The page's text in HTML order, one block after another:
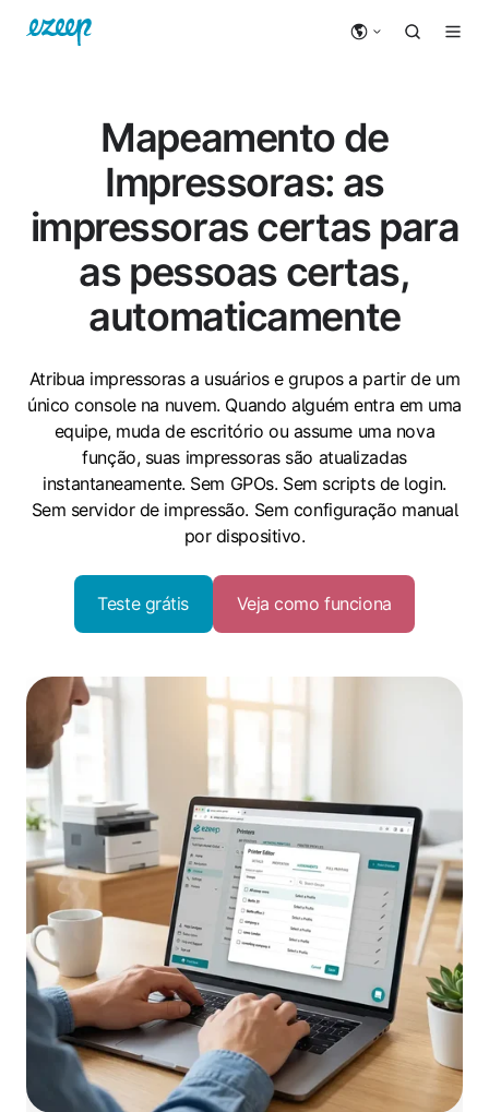
Mapeamento de
Impressoras: as
impressoras certas para
as pessoas certas,
automaticamente
Atribua impressoras a usuários e grupos a partir de um
único console na nuvem. Quando alguém entra em uma
equipe, muda de escritório ou assume uma nova
função, suas impressoras são atualizadas
instantaneamente. Sem GPOs. Sem scripts de login.
Sem servidor de impressão. Sem configuração manual
por dispositivo.
Teste grátis Veja como funciona